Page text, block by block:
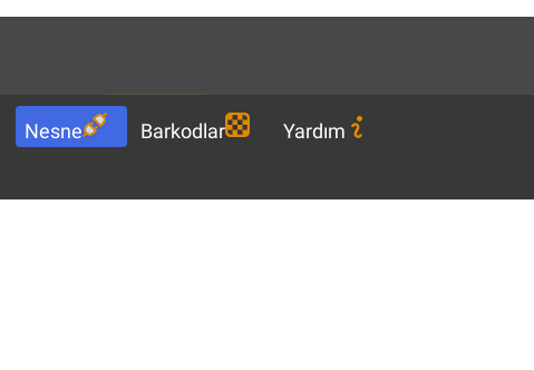
Nesne Barkodlar
Yardım